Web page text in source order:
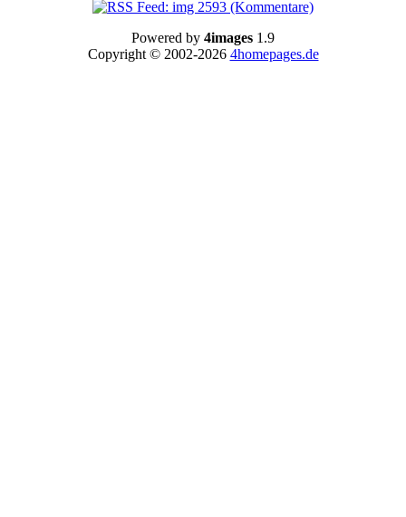
Powered by 4images 1.9
Copyright © 2002-2026 4homepages.de